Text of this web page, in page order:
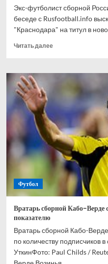
Экс-футболист сборной
беседе с Rusfootball.info
"Краснодара" на титул в
Читать далееПрочитать
Мостовой:
Сперцяна
Кордобы
Мусаев
никогда
не
выиграет
РПЛ
Футбол
Вратарь сборной Кабо-Верде
показателю
Вратарь сборной Кабо-
по количеству подписчиков
УткинФото: Paul Childs /